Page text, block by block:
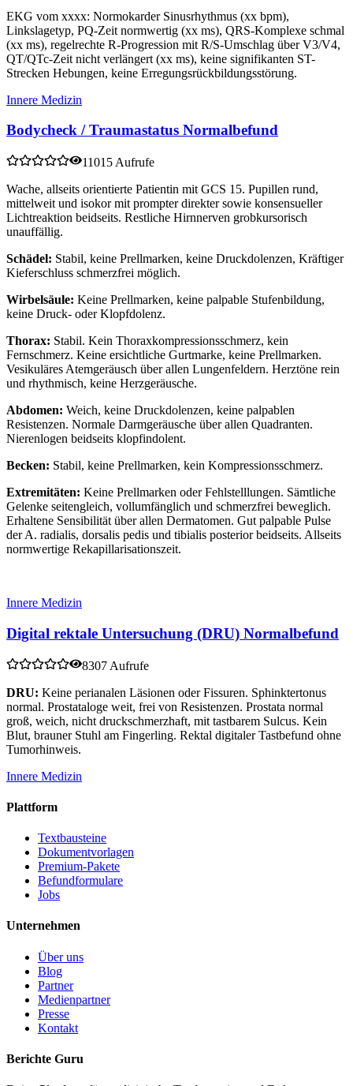
EKG vom xxxx: Normokarder Sinusrhythmus (xx bpm),
Linkslagetyp, PQ-Zeit normwertig (xx ms), QRS-Komplexe schmal
(xx ms), regelrechte R-Progression mit R/S-Umschlag über V3/V4,
QT/QTc-Zeit nicht verlängert (xx ms), keine signifikanten ST-
Strecken Hebungen, keine Erregungsrückbildungsstörung.
Innere Medizin
Bodycheck / Traumastatus Normalbefund
11015 Aufrufe
Wache, allseits orientierte Patientin mit GCS 15. Pupillen rund,
mittelweit und isokor mit prompter direkter sowie konsensueller
Lichtreaktion beidseits. Restliche Hirnnerven grobkursorisch
unauffällig.
Schädel: Stabil, keine Prellmarken, keine Druckdolenzen, Kräftiger
Kieferschluss schmerzfrei möglich.
Wirbelsäule: Keine Prellmarken, keine palpable Stufenbildung,
keine Druck- oder Klopfdolenz.
Thorax: Stabil. Kein Thoraxkompressionsschmerz, kein
Fernschmerz. Keine ersichtliche Gurtmarke, keine Prellmarken.
Vesikuläres Atemgeräusch über allen Lungenfeldern. Herztöne rein
und rhythmisch, keine Herzgeräusche.
Abdomen: Weich, keine Druckdolenzen, keine palpablen
Resistenzen. Normale Darmgeräusche über allen Quadranten.
Nierenlogen beidseits klopfindolent.
Becken: Stabil, keine Prellmarken, kein Kompressionsschmerz.
Extremitäten: Keine Prellmarken oder Fehlstelllungen. Sämtliche
Gelenke seitengleich, vollumfänglich und schmerzfrei beweglich.
Erhaltene Sensibilität über allen Dermatomen. Gut palpable Pulse
der A. radialis, dorsalis pedis und tibialis posterior beidseits. Allseits
normwertige Rekapillarisationszeit.
Innere Medizin
Digital rektale Untersuchung (DRU) Normalbefund
8307 Aufrufe
DRU: Keine perianalen Läsionen oder Fissuren. Sphinktertonus
normal. Prostataloge weit, frei von Resistenzen. Prostata normal
groß, weich, nicht druckschmerzhaft, mit tastbarem Sulcus. Kein
Blut, brauner Stuhl am Fingerling. Rektal digitaler Tastbefund ohne
Tumorhinweis.
Innere Medizin
Plattform
Textbausteine
Dokumentvorlagen
Premium-Pakete
Befundformulare
Jobs
Unternehmen
Über uns
Blog
Partner
Medienpartner
Presse
Kontakt
Berichte Guru